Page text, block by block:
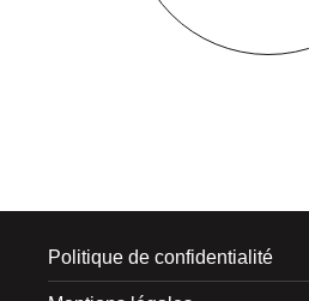
Politique de confidentialité